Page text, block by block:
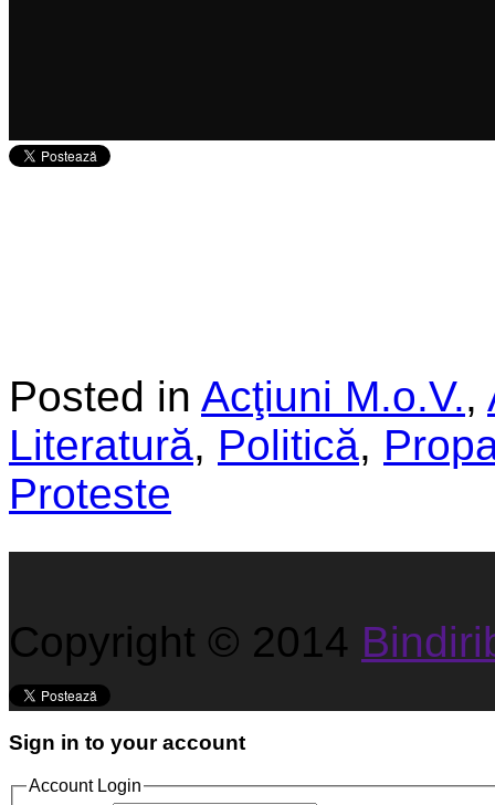
Posted in Acţiuni M.o.V.,
Literatură, Politică,
Proteste
Copyright © 2014
Sign in to your account
Account Login